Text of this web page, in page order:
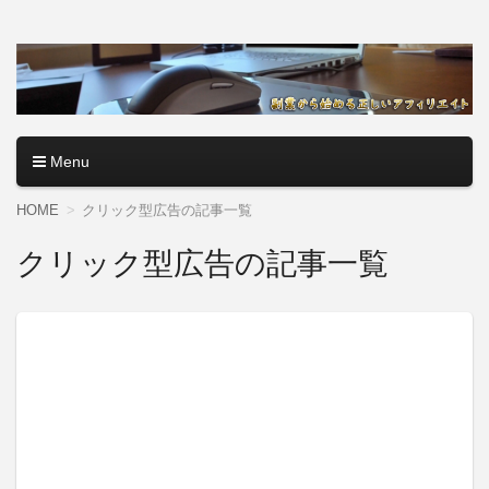
アフィリエイトロード【副
業から始める正しいアフィ
リエイト】
やり方を無料公開中。基礎講座からノウハウまでを当サイト
で記事として紹介しているので、パソコン初心者でも分かり
やすく解説しているので大丈夫＾＾
Menu
コンテンツへ移動
HOME クリック型広告の記事一覧
クリック型広告の記事一覧